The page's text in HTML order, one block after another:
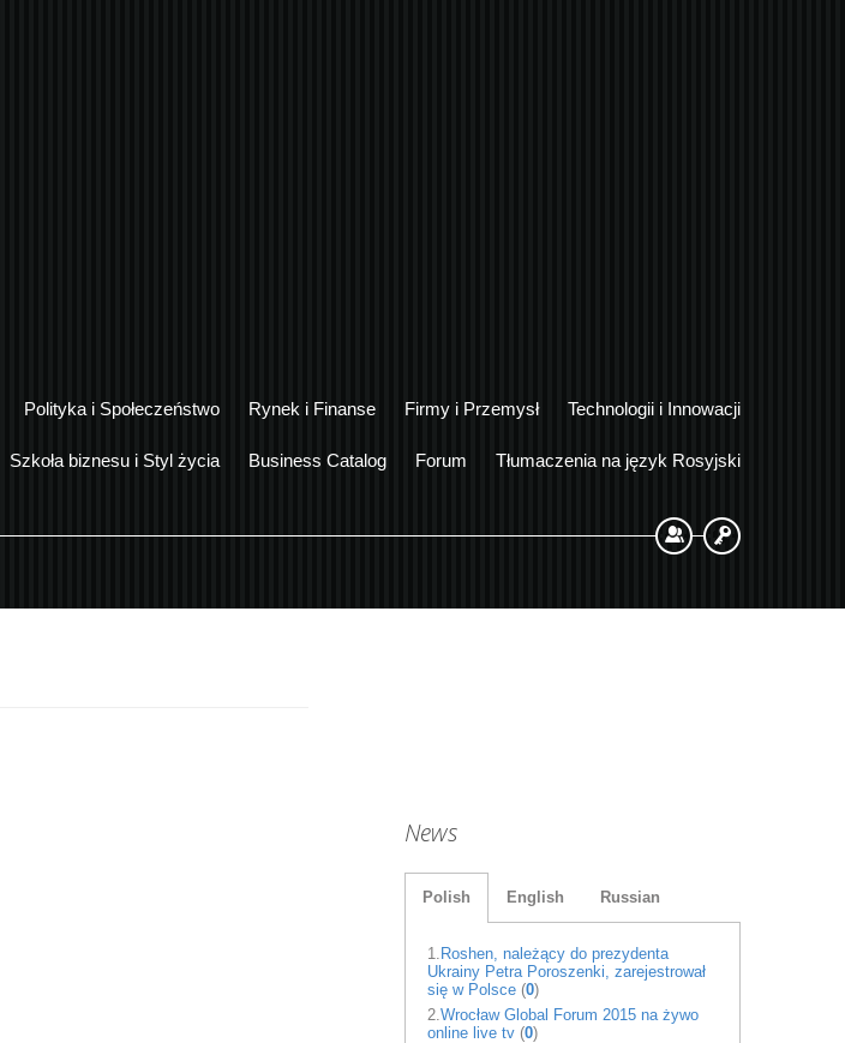
Polityka i Społeczeństwo Rynek i Finanse Firmy i Przemysł Technologii i Innowacji
Szkoła biznesu i Styl życia Business Catalog Forum Tłumaczenia na język Rosyjski
Sign Up
News
Polish English Russian
1. Roshen, należący do prezydenta
Ukrainy Petra Poroszenki, zarejestrował
się w Polsce (0)
2.Wrocław Global Forum 2015 na żywo
online live tv (0)